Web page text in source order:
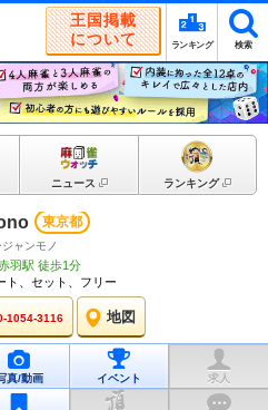
王国掲載
について
ランキング 検索
ニュース ランキング
東京都
ャンモノ
羽駅 徒歩1分
ト、セット、フリー
1054-3116 地図
真/動画 イベント 求人